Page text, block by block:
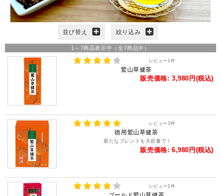
並び替え 絞り込み
1 ～ 7商品表示中（全7商品中）
レビュー 1 件
鷲山草健茶
販売価格: 3,980円(税込)
レビュー3件
徳用鷲山草健茶
新たなブレンドを大容量で！
販売価格: 6,980円(税込)
レビュー 1 件